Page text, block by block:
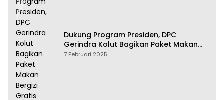
Dukung Program Presiden, DPC
Gerindra Kolut Bagikan Paket Makan
Bergizi Gratis
7 Februari 2025